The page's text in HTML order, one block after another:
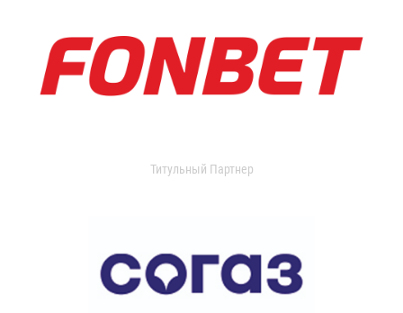
Титульный Партнер